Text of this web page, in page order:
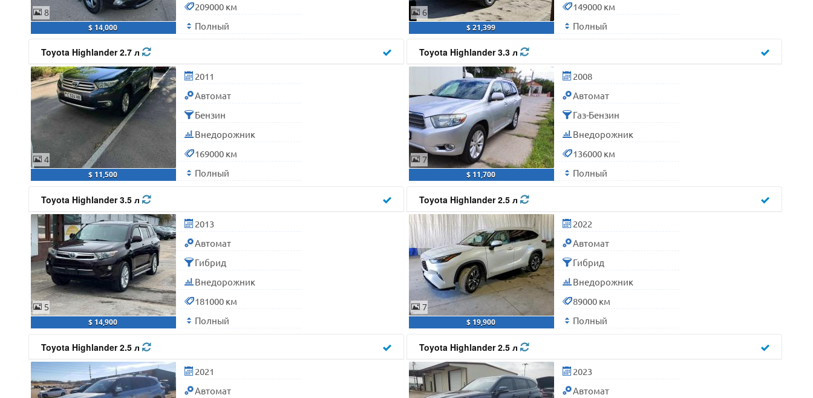
8
$ 14,000
209000 км
Полный
6
$ 21,399
149000 км
Полный
Toyota Highlander 2.7 л
4
$ 11,500
2011
Автомат
Бензин
Внедорожник
169000 км
Полный
Toyota Highlander 3.3 л
7
$ 11,700
2008
Автомат
Газ-Бензин
Внедорожник
136000 км
Полный
Toyota Highlander 3.5 л
5
$ 14,900
2013
Автомат
Гибрид
Внедорожник
181000 км
Полный
Toyota Highlander 2.5 л
7
$ 19,900
2022
Автомат
Гибрид
Внедорожник
89000 км
Полный
Toyota Highlander 2.5 л
2021
Автомат
Toyota Highlander 2.5 л
2023
Автомат